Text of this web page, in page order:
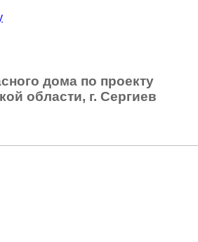
дома по проекту
области, г. Сергиев